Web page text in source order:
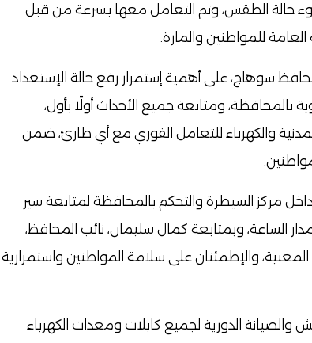
حالة الطقس، وتم التعامل معها بسرعة من قبل
للمواطنين والمارة.
سوهاج، على أهمية إستمرار رفع حالة الإستعداد
بالمحافظة، ومتابعة جميع الأحداث أولًا بأول،
والكهرباء للتعامل الفوري مع أي طارئ، ضمن
مركز السيطرة والتحكم بالمحافظة لمتابعة سير
الساعة، وبمتابعة كمال سليمان، نائب المحافظ،
والإطمئنان على سلامة المواطنين واستمرارية
الدورية لجميع كابلات ومعدات الكهرباء